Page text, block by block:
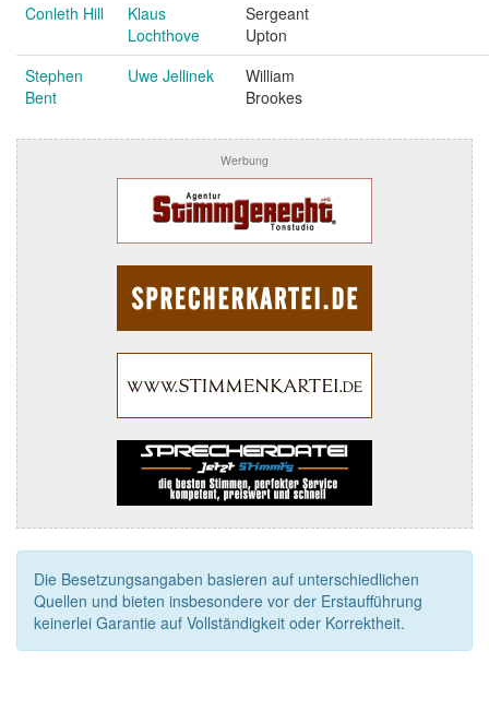
Conleth Hill
Klaus
Lochthove
Sergeant
Upton
Stephen
Bent
Uwe Jellinek
William
Brookes
Werbung
Die Besetzungsangaben basieren auf unterschiedlichen
Quellen und bieten insbesondere vor der Erstaufführung
keinerlei Garantie auf Vollständigkeit oder Korrektheit.